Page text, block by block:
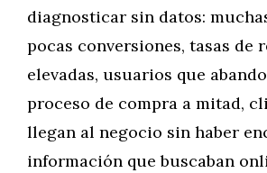
diagnosticar sin datos:
pocas conversiones, tasas de
elevadas, usuarios que
proceso de compra a mitad,
llegan al negocio sin haber
información que buscaban